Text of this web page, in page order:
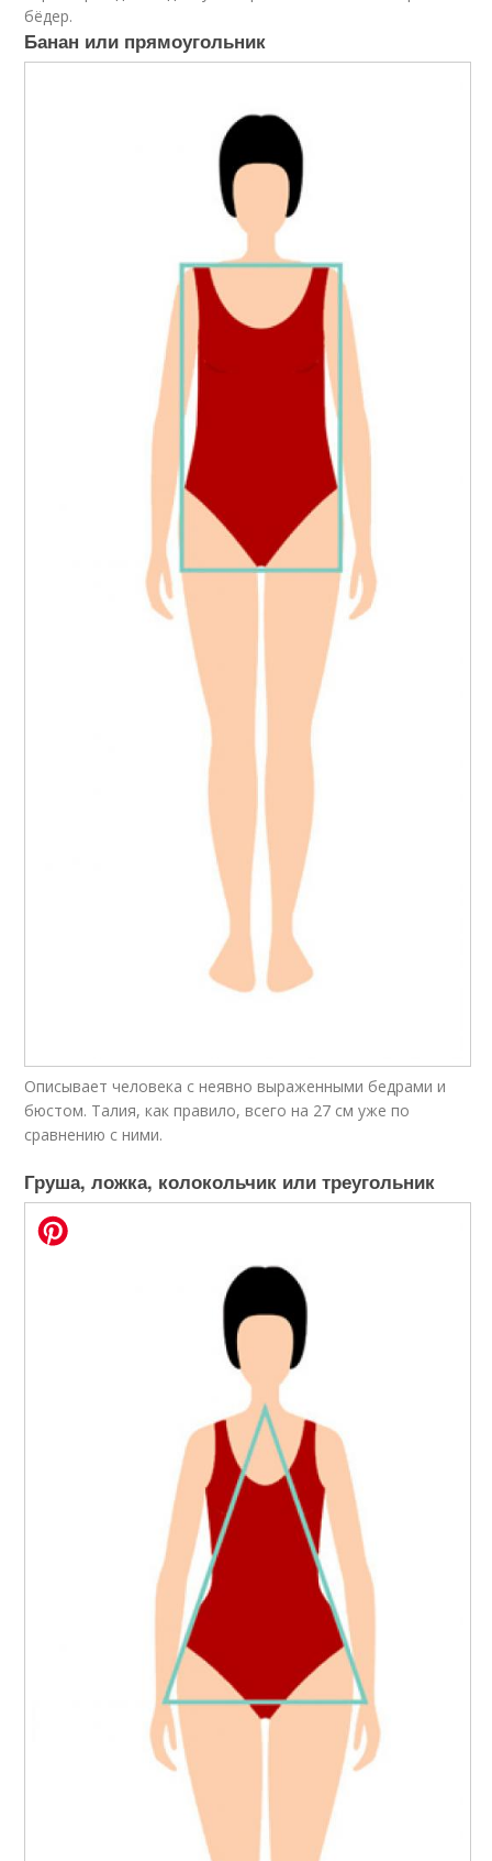
бёдер.
Банан или прямоугольник
Описывает человека с неявно выраженными бедрами и
бюстом. Талия, как правило, всего на 27 см уже по
сравнению с ними.
Груша, ложка, колокольчик или треугольник